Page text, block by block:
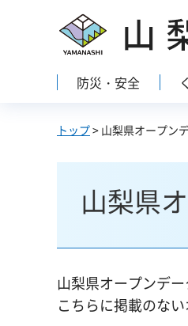
山梨県
防災・安全
トップ> 山梨県オープン
山梨県
山梨県オープンデ
こちらに掲載のな